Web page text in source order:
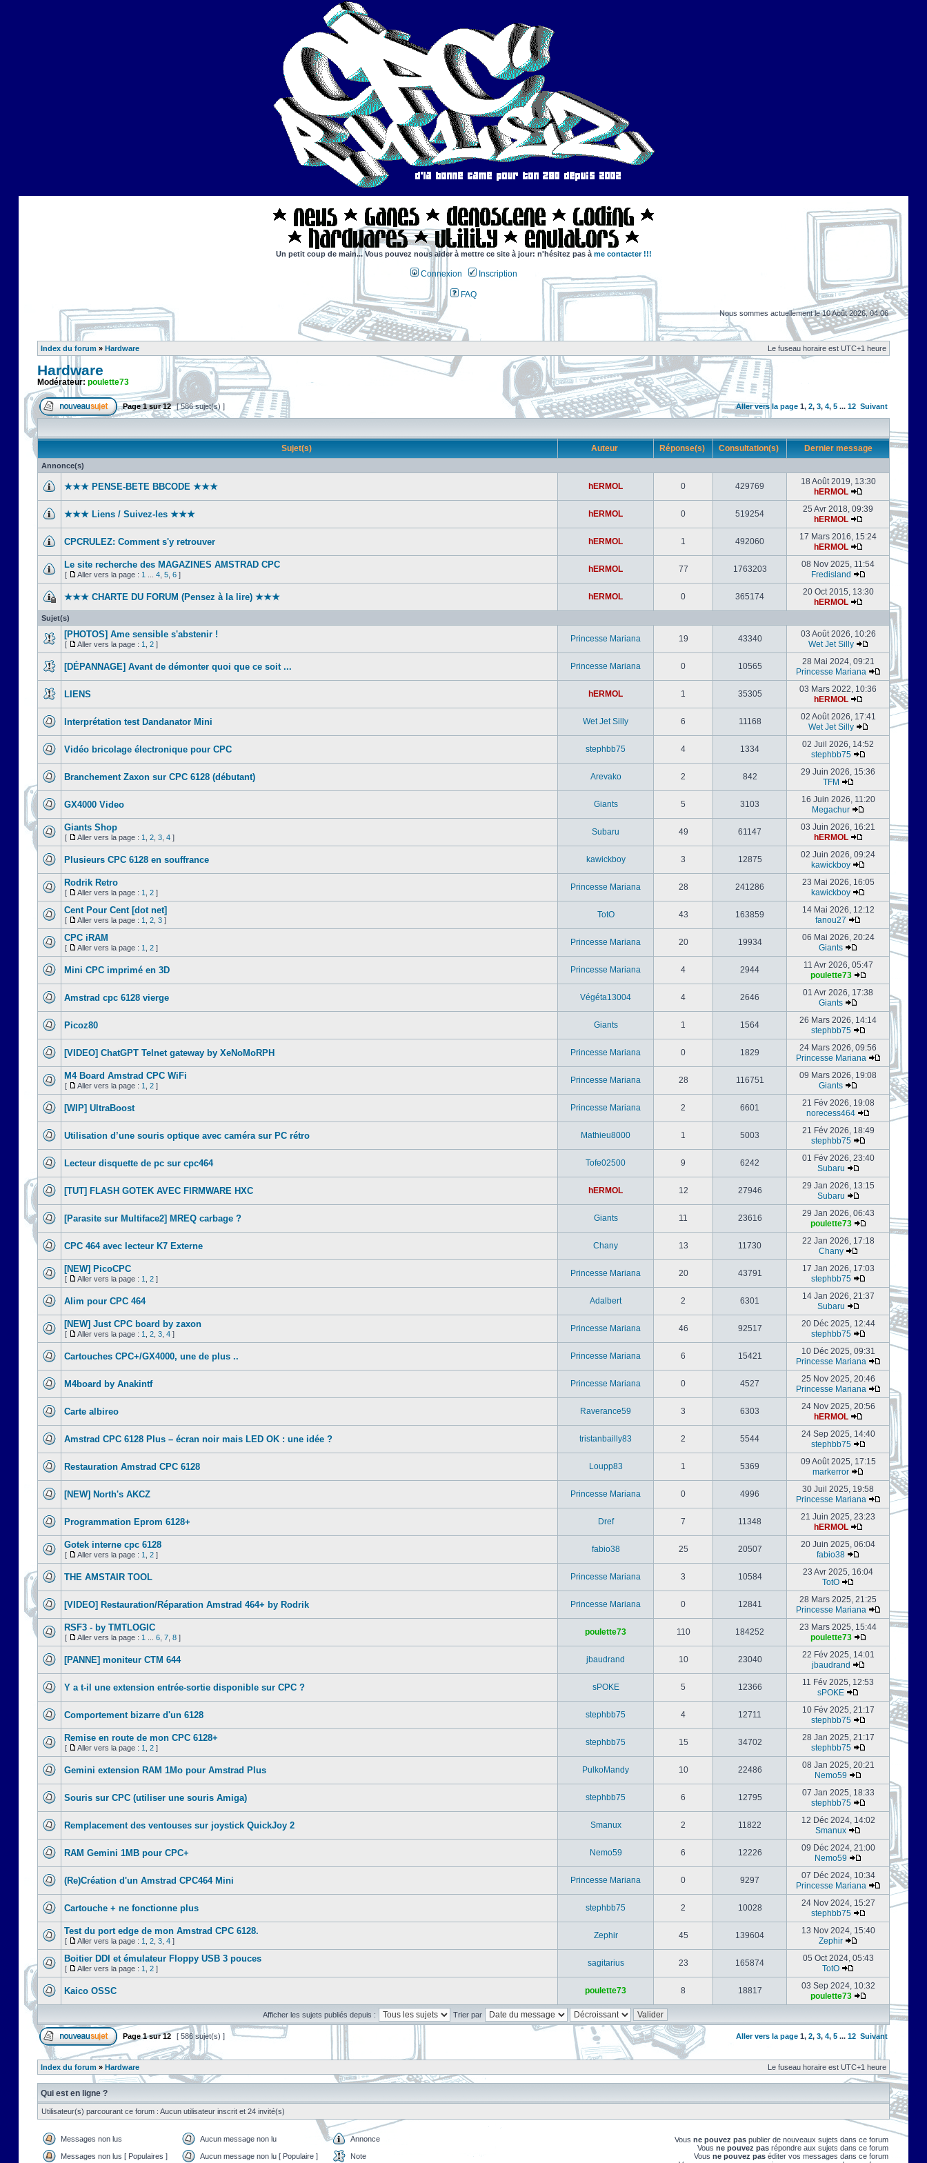
Un petit coup de main... Vous pouvez nous aider à mettre ce site à jour: n'hésitez pas à me contacter !!!
Connexion Inscription
FAQ
Nous sommes actuellement le 10 Août 2026, 04:06
Index du forum » Hardware Le fuseau horaire est UTC+1 heure
Hardware
Modérateur: poulette73
Page1sur12 [ 586 sujet(s) ] Aller vers la page 1, 2, 3, 4, 5 ... 12 Suivant
Sujet(s) Auteur Réponse(s) Consultation(s) Dernier message
Annonce(s)
★★★ PENSE-BETE BBCODE ★★★ hERMOL 0 429769
18 Août 2019, 13:30
hERMOL
★★★ Liens / Suivez-les ★★★ hERMOL 0 519254
25 Avr 2018, 09:39
hERMOL
CPCRULEZ: Comment s'y retrouver‎ hERMOL 1 492060
17 Mars 2016, 15:24
hERMOL
Le site recherche des MAGAZINES AMSTRAD CPC
[ Aller vers la page : 1 4 5 6 ]
hERMOL 77 1763203
08 Nov 2025, 11:54
Fredisland
★★★ CHARTE DU FORUM (Pensez à la lire) ★★★ hERMOL 0 365174
20 Oct 2015, 13:30
hERMOL
Sujet(s)
[PHOTOS] Ame sensible s'abstenir !
[ Aller vers la page : 1 2 ]
Princesse Mariana 19 43340
03 Août 2026, 10:26
Wet Jet Silly
[DÉPANNAGE] Avant de démonter quoi que ce soit ... Princesse Mariana 0 10565
28 Mai 2024, 09:21
Princesse Mariana
LIENS hERMOL 1 35305
03 Mars 2022, 10:36
hERMOL
Interprétation test Dandanator Mini Wet Jet Silly 6 11168
02 Août 2026, 17:41
Wet Jet Silly
Vidéo bricolage électronique pour CPC stephbb75 4 1334
02 Juil 2026, 14:52
stephbb75
Branchement Zaxon sur CPC 6128 (débutant) Arevako 2 842
29 Juin 2026, 15:36
TFM
GX4000 Video Giants 5 3103
16 Juin 2026, 11:20
Megachur
Giants Shop
[ Aller vers la page : 1 2 3 4 ]
Subaru 49 61147
03 Juin 2026, 16:21
hERMOL
Plusieurs CPC 6128 en souffrance kawickboy 3 12875
02 Juin 2026, 09:24
kawickboy
Rodrik Retro
[ Aller vers la page : 1 2 ]
Princesse Mariana 28 241286
23 Mai 2026, 16:05
kawickboy
Cent Pour Cent [dot net]
[ Aller vers la page : 1 2 3 ]
TotO 43 163859
14 Mai 2026, 12:12
fanou27
CPC iRAM
[ Aller vers la page : 1 2 ]
Princesse Mariana 20 19934
06 Mai 2026, 20:24
Giants
Mini CPC imprimé en 3D Princesse Mariana 4 2944
11 Avr 2026, 05:47
poulette73
Amstrad cpc 6128 vierge Végéta13004 4 2646
01 Avr 2026, 17:38
Giants
Picoz80 Giants 1 1564
26 Mars 2026, 14:14
stephbb75
[VIDEO] ChatGPT Telnet gateway by XeNoMoRPH Princesse Mariana 0 1829
24 Mars 2026, 09:56
Princesse Mariana
M4 Board Amstrad CPC WiFi
[ Aller vers la page : 1 2 ]
Princesse Mariana 28 116751
09 Mars 2026, 19:08
Giants
[WIP] UltraBoost Princesse Mariana 2 6601
21 Fév 2026, 19:08
norecess464
Utilisation d’une souris optique avec caméra sur PC rétro Mathieu8000 1 5003
21 Fév 2026, 18:49
stephbb75
Lecteur disquette de pc sur cpc464 Tofe02500 9 6242
01 Fév 2026, 23:40
Subaru
[TUT] FLASH GOTEK AVEC FIRMWARE HXC hERMOL 12 27946
29 Jan 2026, 13:15
Subaru
[Parasite sur Multiface2] MREQ carbage ? Giants 11 23616
29 Jan 2026, 06:43
poulette73
CPC 464 avec lecteur K7 Externe Chany 13 11730
22 Jan 2026, 17:18
Chany
[NEW] PicoCPC
[ Aller vers la page : 1 2 ]
Princesse Mariana 20 43791
17 Jan 2026, 17:03
stephbb75
Alim pour CPC 464 Adalbert 2 6301
14 Jan 2026, 21:37
Subaru
[NEW] Just CPC board by zaxon
[ Aller vers la page : 1 2 3 4 ]
Princesse Mariana 46 92517
20 Déc 2025, 12:44
stephbb75
Cartouches CPC+/GX4000, une de plus .. Princesse Mariana 6 15421
10 Déc 2025, 09:31
Princesse Mariana
M4board by Anakintf Princesse Mariana 0 4527
25 Nov 2025, 20:46
Princesse Mariana
Carte albireo Raverance59 3 6303
24 Nov 2025, 20:56
hERMOL
Amstrad CPC 6128 Plus – écran noir mais LED OK : une idée ? tristanbailly83 2 5544
24 Sep 2025, 14:40
stephbb75
Restauration Amstrad CPC 6128 Loupp83 1 5369
09 Août 2025, 17:15
markerror
[NEW] North's AKCZ Princesse Mariana 0 4996
30 Juil 2025, 19:58
Princesse Mariana
Programmation Eprom 6128+ Dref 7 11348
21 Juin 2025, 23:23
hERMOL
Gotek interne cpc 6128
[ Aller vers la page : 1 2 ]
fabio38 25 20507
20 Juin 2025, 06:04
fabio38
THE AMSTAIR TOOL Princesse Mariana 3 10584
23 Avr 2025, 16:04
TotO
[VIDEO] Restauration/Réparation Amstrad 464+ by Rodrik Princesse Mariana 0 12841
28 Mars 2025, 21:25
Princesse Mariana
RSF3 - by TMTLOGIC
[ Aller vers la page : 1 6 7 8 ]
poulette73 110 184252
23 Mars 2025, 15:44
poulette73
[PANNE] moniteur CTM 644 jbaudrand 10 23040
22 Fév 2025, 14:01
jbaudrand
Y a t-il une extension entrée-sortie disponible sur CPC ? sPOKE 5 12366
11 Fév 2025, 12:53
sPOKE
Comportement bizarre d'un 6128 stephbb75 4 12711
10 Fév 2025, 21:17
stephbb75
Remise en route de mon CPC 6128+
[ Aller vers la page : 1 2 ]
stephbb75 15 34702
28 Jan 2025, 21:17
stephbb75
Gemini extension RAM 1Mo pour Amstrad Plus PulkoMandy 10 22486
08 Jan 2025, 20:21
Nemo59
Souris sur CPC (utiliser une souris Amiga) stephbb75 6 12795
07 Jan 2025, 18:33
stephbb75
Remplacement des ventouses sur joystick QuickJoy 2 Smanux 2 11822
12 Déc 2024, 14:02
Smanux
RAM Gemini 1MB pour CPC+ Nemo59 6 12226
09 Déc 2024, 21:00
Nemo59
(Re)Création d'un Amstrad CPC464 Mini Princesse Mariana 0 9297
07 Déc 2024, 10:34
Princesse Mariana
Cartouche + ne fonctionne plus stephbb75 2 10028
24 Nov 2024, 15:27
stephbb75
Test du port edge de mon Amstrad CPC 6128.
[ Aller vers la page : 1 2 3 4 ]
Zephir 45 139604
13 Nov 2024, 15:40
Zephir
Boitier DDI et émulateur Floppy USB 3 pouces
[ Aller vers la page : 1 2 ]
sagitarius 23 165874
05 Oct 2024, 05:43
TotO
Kaico OSSC poulette73 8 18817
03 Sep 2024, 10:32
poulette73
Afficher les sujets publiés depuis : Trier par
Page1sur12 [ 586 sujet(s) ] Aller vers la page 1, 2, 3, 4, 5 ... 12 Suivant
Index du forum » Hardware Le fuseau horaire est UTC+1 heure
Qui est en ligne ?
Utilisateur(s) parcourant ce forum : Aucun utilisateur inscrit et 24 invité(s)
Messages non lus Aucun message non lu Annonce
Messages non lus [ Populaires ] Aucun message non lu [ Populaire ] Note
Vous ne pouvez pas publier de nouveaux sujets dans ce forum
Vous ne pouvez pas répondre aux sujets dans ce forum
Vous ne pouvez pas éditer vos messages dans ce forum